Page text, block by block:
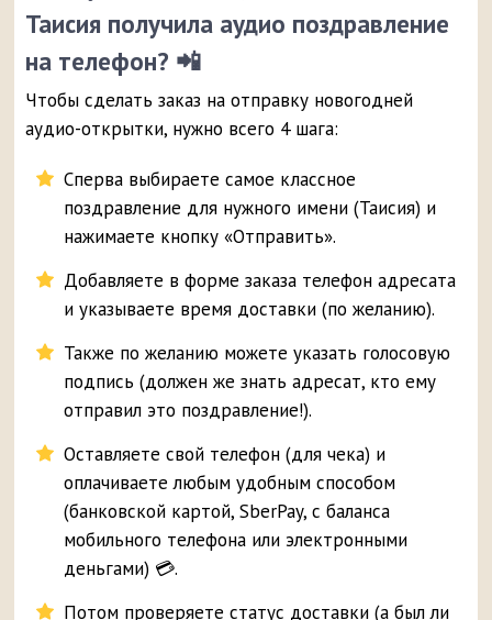
Таисия получила аудио поздравление
на телефон? 📲
Чтобы сделать заказ на отправку новогодней
аудио-открытки, нужно всего 4 шага:
Сперва выбираете самое классное
поздравление для нужного имени (Таисия) и
нажимаете кнопку «Отправить».
Добавляете в форме заказа телефон адресата
и указываете время доставки (по желанию).
Также по желанию можете указать голосовую
подпись (должен же знать адресат, кто ему
отправил это поздравление!).
Оставляете свой телефон (для чека) и
оплачиваете любым удобным способом
(банковской картой, SberPay, с баланса
мобильного телефона или электронными
деньгами) 💳.
Потом проверяете статус доставки (а был ли